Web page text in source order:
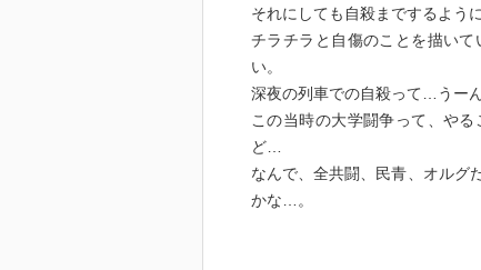
それにしても自殺までするよう
チラチラと自傷のことを描い
い。
深夜の列車での自殺って…うー
この当時の大学闘争って、や
ど…
なんで、全共闘、民青、オルグ
かな…。
ど。もっと小説とか読んだら